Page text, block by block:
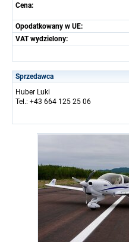
Cena:
Opodatkowany w UE:
VAT wydzielony:
Sprzedawca
Huber Luki
Tel.: +43 664 125 25 06